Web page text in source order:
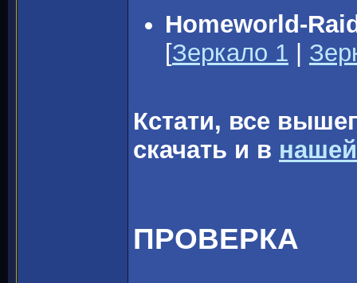
Homeworld-
[Зеркало 1
Кстати, все
скачать и в
ПРОВЕРКА